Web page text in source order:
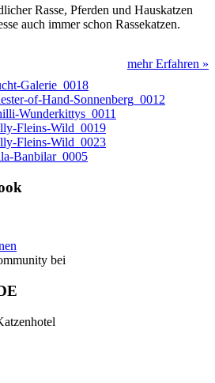
Rasse, Pferden und Hauskatzen
auch immer schon Rassekatzen.
mehr Erfahren »
bei